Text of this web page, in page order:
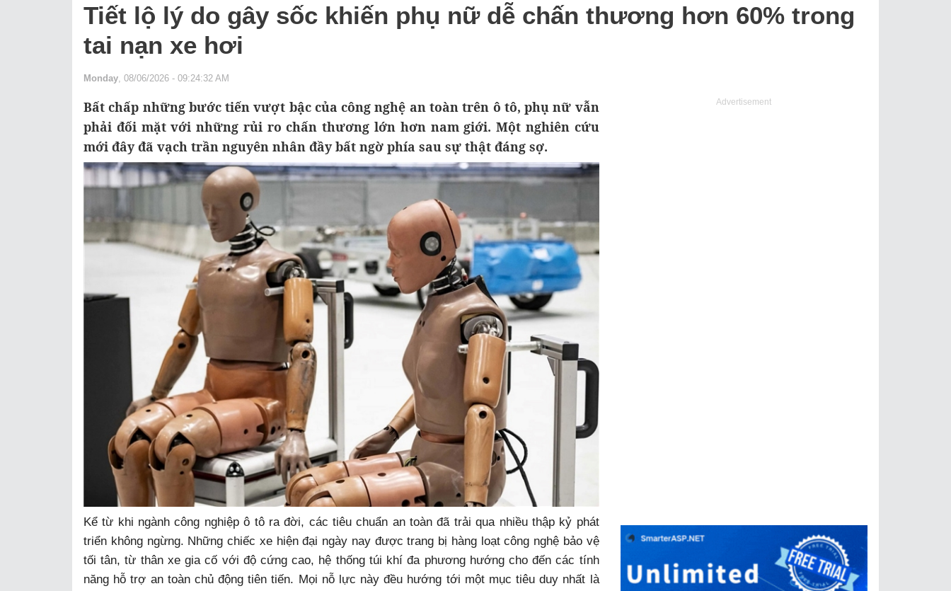
Tiết lộ lý do gây sốc khiến phụ nữ dễ chấn thương hơn 60% trong
tai nạn xe hơi
Monday , 08/06/2026 - 09:24:32 AM
Bất chấp những bước tiến vượt bậc của công nghệ an toàn trên ô tô, phụ nữ vẫn
phải đối mặt với những rủi ro chấn thương lớn hơn nam giới. Một nghiên cứu
mới đây đã vạch trần nguyên nhân đầy bất ngờ phía sau sự thật đáng sợ.
Kể từ khi ngành công nghiệp ô tô ra đời, các tiêu chuẩn an toàn đã trải qua nhiều thập kỷ phát
triển không ngừng. Những chiếc xe hiện đại ngày nay được trang bị hàng loạt công nghệ bảo vệ
tối tân, từ thân xe gia cố với độ cứng cao, hệ thống túi khí đa phương hướng cho đến các tính
năng hỗ trợ an toàn chủ động tiên tiến. Mọi nỗ lực này đều hướng tới một mục tiêu duy nhất là
Advertisement